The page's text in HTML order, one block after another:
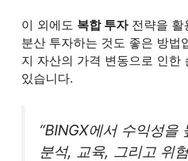
이 외에도 복합 투자전략을 활
분산 투자하는 것도 좋은 방법
지 자산의 가격 변동으로 인한
있습니다.
“BINGX에서 수익성을
분석, 교육, 그리고 위